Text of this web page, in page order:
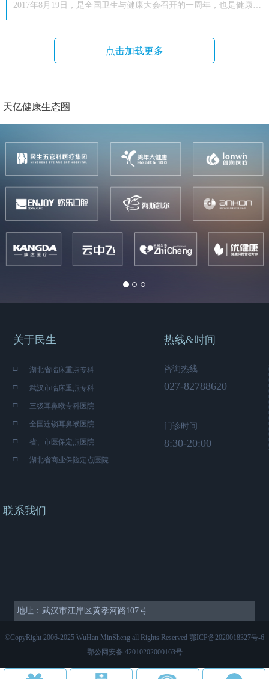
2017年8月19日，是全国卫生与健康大会召开的一周年，也是健康中
点击加载更多
天亿健康生态圈
关于民生
□
湖北省临床重点专科
□
武汉市临床重点专科
□
三级耳鼻喉专科医院
□
全国连锁耳鼻喉医院
□
省、市医保定点医院
□
湖北省商业保险定点医院
热线&时间
咨询热线
027-82788620
门诊时间
8:30-20:00
联系我们
地址：武汉市江岸区黄孝河路107号
©CopyRight 2006-2025 WuHan MinSheng all Rights Reserved 鄂ICP备2020018327号-6
鄂公网安备 42010202000163号